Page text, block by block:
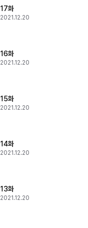
17화
2021.12.20
16화
2021.12.20
15화
2021.12.20
14화
2021.12.20
13화
2021.12.20